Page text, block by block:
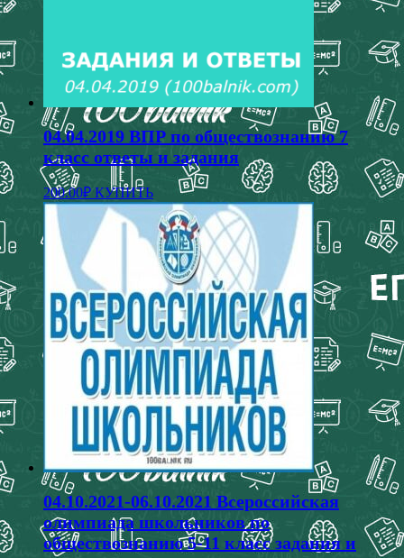
04.04.2019 ВПР по обществознанию 7
класс ответы и задания
200.00₽ КУПИТЬ Этот
товар
имеет
несколько
вариаций.
Опции
можно
выбрать
на
странице
товара.
04.10.2021-06.10.2021 Всероссийская
олимпиада школьников по
обществознанию 5-11 класс задания и